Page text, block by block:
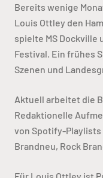
Bereits wenige
Louis Ottley den
spielte MS Dockville
Festival. Ein frühes
Szenen und
Aktuell arbeitet die
Redaktionelle
von Spotify-Playlists
Brandneu, Rock
Für Louis Ottley ist